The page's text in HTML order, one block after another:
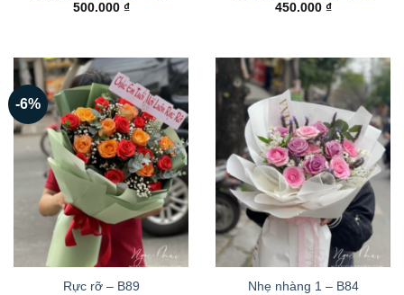
500.000 ₫
450.000 ₫
-6%
Rực rỡ – B89
Nhẹ nhàng 1 – B84